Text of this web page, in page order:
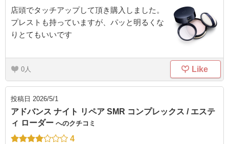
店頭でタッチアップして頂き購入しました。
プレストも持っていますが、パッと明るくな
りとてもいいです
0 Like
投稿日 2026/5/1
アドバンス ナイト リペア SMR コンプレックス / エステ
ィ ローダー へのクチコミ
4